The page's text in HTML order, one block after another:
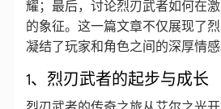
耀；最后，讨论烈刃武者如何在
的象征。这一篇文章不仅展现了
凝结了玩家和角色之间的深厚情感
1、烈刃武者的起步与成长